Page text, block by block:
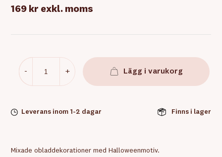
169 kr exkl. moms
- + Lägg i varukorg
Leverans inom 1-2 dagar Finns i lager
Mixade obladdekorationer med Halloweenmotiv.